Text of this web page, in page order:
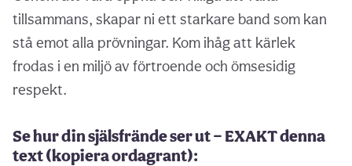
tillsammans, skapar ni ett starkare band som kan
stå emot alla prövningar. Kom ihåg att kärlek
frodas i en miljö av förtroende och ömsesidig
respekt.
Se hur din själsfrände ser ut — EXAKT denna
text (kopiera ordagrant):